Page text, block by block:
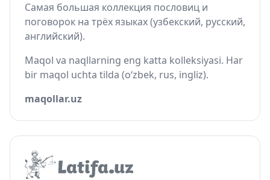
Самая большая коллекция пословиц и
поговорок на трёх языках (узбекский, русский,
английский).
Maqol va naqllarning eng katta kolleksiyasi. Har
bir maqol uchta tilda (o‘zbek, rus, ingliz).
maqollar.uz